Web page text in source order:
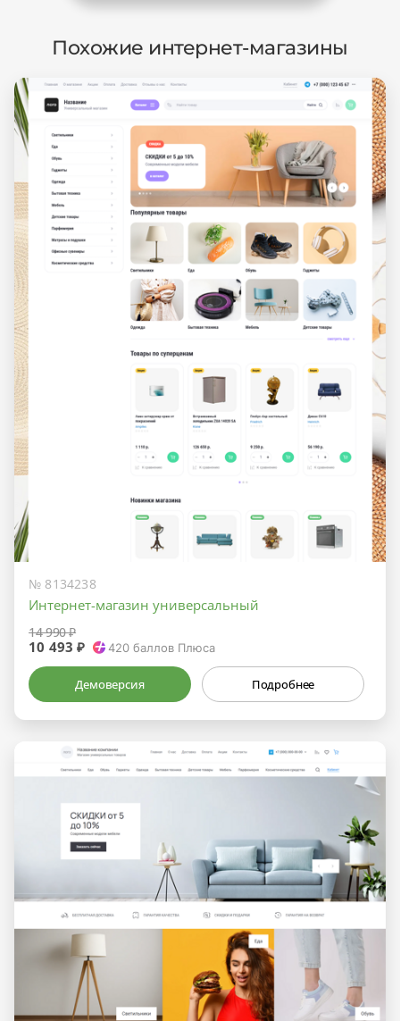
Похожие интернет-магазины
№ 8134238
Интернет-магазин универсальный
14 990 ₽
10 493 ₽ 420баллов Плюса
Демоверсия Подробнее